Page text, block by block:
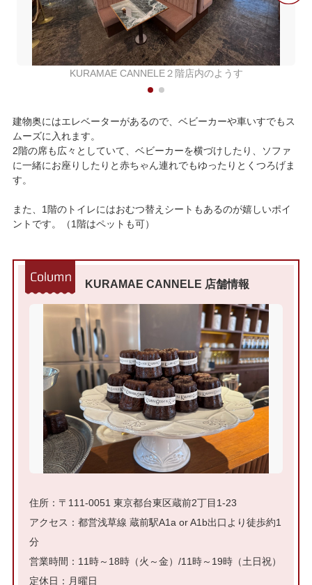
KURAMAE CANNELE２階店内のようす
建物奥にはエレベーターがあるので、ベビーカーや車いすでもス
ムーズに入れます。
2階の席も広々としていて、ベビーカーを横づけしたり、ソファ
に一緒にお座りしたりと赤ちゃん連れでもゆったりとくつろげま
す。
また、1階のトイレにはおむつ替えシートもあるのが嬉しいポイ
ントです。（1階はペットも可）
KURAMAE CANNELE 店舗情報
住所：〒111-0051 東京都台東区蔵前2丁目1-23
アクセス：都営浅草線 蔵前駅A1a or A1b出口より徒歩約1
分
営業時間：11時～18時（火～金）/11時～19時（土日祝）
定休日：月曜日